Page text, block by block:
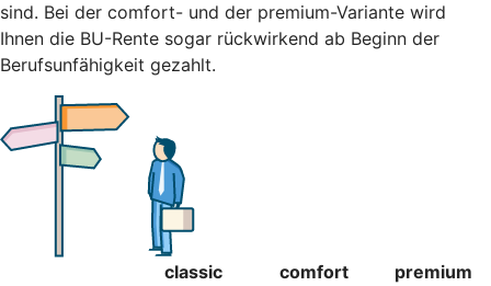
sind. Bei der comfort- und der premium-Variante wird
Ihnen die BU-Rente sogar rückwirkend ab Beginn der
Berufsunfähigkeit gezahlt.
classic comfort
premium